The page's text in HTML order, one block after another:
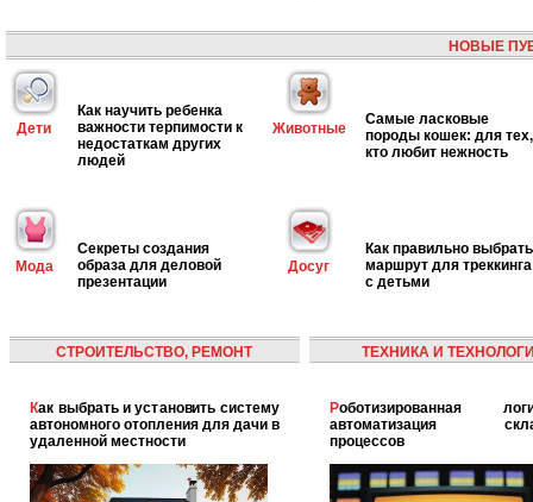
НОВЫЕ
Дети
Как научить ребенка
важности терпимости к
недостаткам других
людей
Животные
Самые ласковые
породы кошек: для тех,
кто любит нежность
Мода
Секреты создания
образа для деловой
презентации
Досуг
Как правильно выбрать
маршрут для треккинга
с детьми
СТРОИТЕЛЬСТВО, РЕМОНТ
Как выбрать и установить систему
автономного отопления для дачи в
удаленной местности
ТЕХНИКА И
Роботизированная логистика:
автоматизация
процессов